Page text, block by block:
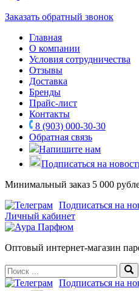
Заказать обратный звонок
Главная
О компании
Условия сотрудничества
Отзывы
Доставка
Бренды
Прайс-лист
Контакты
8 (903) 000-30-30
Обратная связь
Напишите нам
Подписаться на
Минимальный заказ 5 000
Подписаться на
Личный кабинет
Оптовый интернет-магазин
Подписаться на